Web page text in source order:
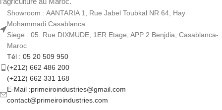
Showroom : AANTARIA 1, Rue Jabel Toubkal NR 64, Hay
Mohammadi Casablanca.
Siege : 05. Rue DIXMUDE, 1ER Etage, APP 2 Benjdia, Casablanca-
Maroc
Tél : 05 20 509 950
(+212) 662 486 200
(+212) 662 331 168
E-Mail :primeiroindustries@gmail.com
contact@primeiroindustries.com